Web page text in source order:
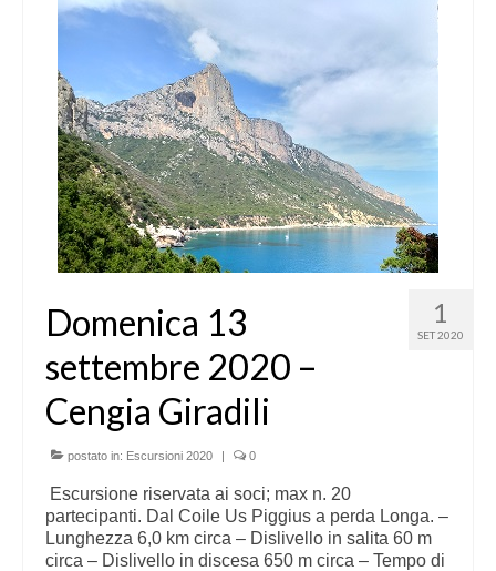
1
SET 2020
Domenica 13
settembre 2020 –
Cengia Giradili
postato in: Escursioni 2020 | 0
Escursione riservata ai soci; max n. 20
partecipanti. Dal Coile Us Piggius a perda Longa. –
Lunghezza 6,0 km circa – Dislivello in salita 60 m
circa – Dislivello in discesa 650 m circa – Tempo di